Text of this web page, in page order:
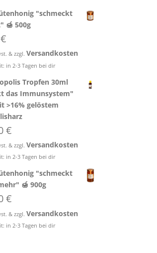
"schmeckt
🍯 500g
€
& zzgl. Versandkosten
in 2-3 Tagen bei dir
Tropfen 30ml
das Immunsystem"
>16% gelöstem
€
& zzgl. Versandkosten
in 2-3 Tagen bei dir
"schmeckt
🍯 900g
€
& zzgl. Versandkosten
in 2-3 Tagen bei dir